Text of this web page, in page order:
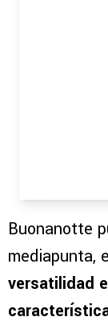
Buonanotte
mediapunta,
versatilidad